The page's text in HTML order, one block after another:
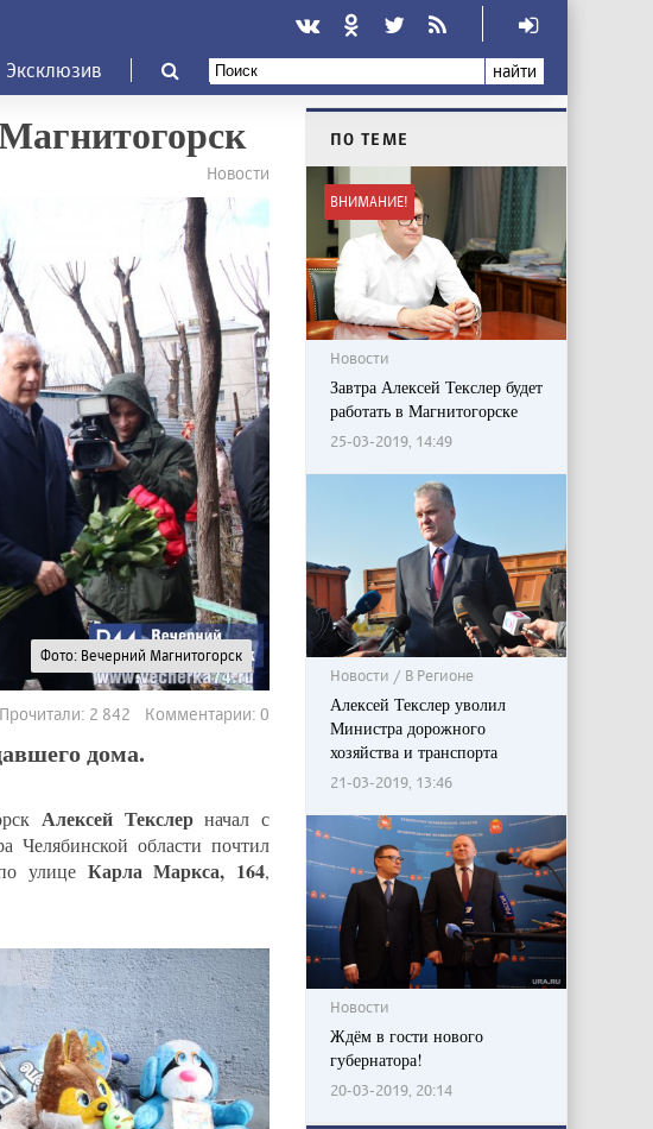
Эксклюзив найти
Новости
Фото: Вечерний Магнитогорск
Прочитали: 2 842 Комментарии: 0
дома.
Алексей Текслерначал с
Челябинской области почтил
улице Карла Маркса, 164,
ПО ТЕМЕ
ВНИМАНИЕ!
Новости
Завтра Алексей Текслер будет
работать в Магнитогорске
25-03-2019, 14:49
Новости / В Регионе
Алексей Текслер уволил
Министра дорожного
хозяйства и транспорта
21-03-2019, 13:46
Новости
Ждём в гости нового
губернатора!
20-03-2019, 20:14